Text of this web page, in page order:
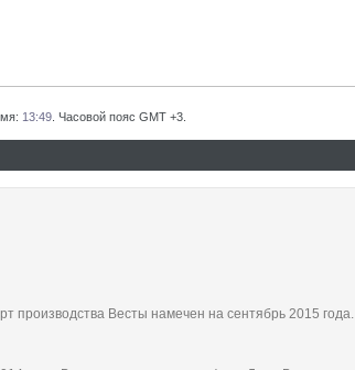
13:49 . Часовой пояс GMT +3.
производства Весты намечен на сентябрь 2015 года.